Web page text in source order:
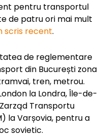
pentru transportul
de patru ori mai mult
scris recent.
de reglementare
din București zona
tren, metrou.
la Londra, Île-de-
Transportu
la Varșovia, pentru a
sovietic.